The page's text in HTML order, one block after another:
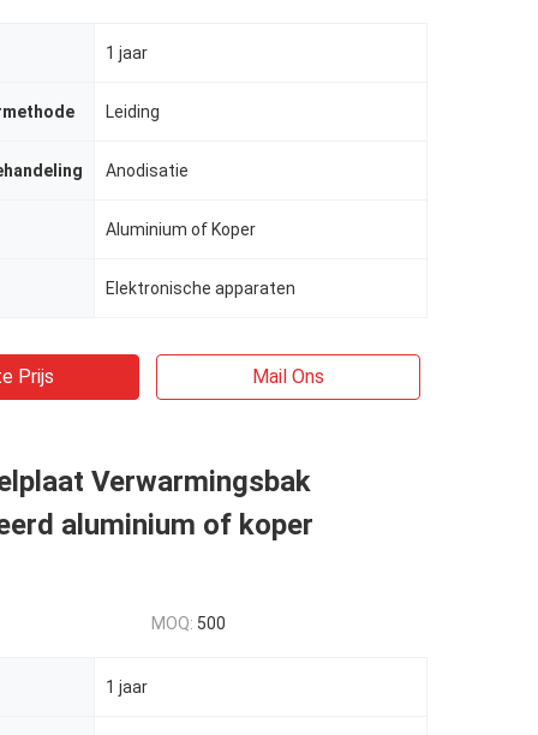
1 jaar
Leiding
Anodisatie
Aluminium of Koper
Elektronische apparaten
Prijs Mail Ons
Verwarmingsbak
aluminium of koper
MOQ: 500
1 jaar